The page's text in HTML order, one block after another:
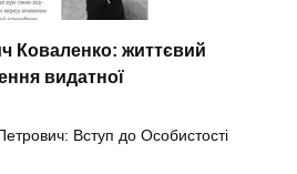
Коваленко: життєвий
видатної
Вступ до Особистості